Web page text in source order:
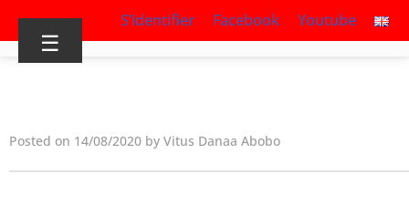
S’identifier Facebook Youtube
☰
Posted on 14/08/2020 by Vitus Danaa Abobo